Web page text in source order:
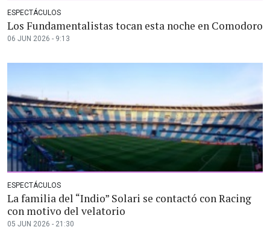
ESPECTÁCULOS
Los Fundamentalistas tocan esta noche en Comodoro
06 JUN 2026 - 9:13
ESPECTÁCULOS
La familia del “Indio” Solari se contactó con Racing
con motivo del velatorio
05 JUN 2026 - 21:30